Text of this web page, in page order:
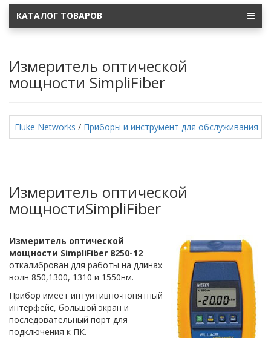
КАТАЛОГ ТОВАРОВ
Измеритель оптической
мощности SimpliFiber
Fluke Networks / Приборы и инструмент для обслуживания
Измеритель оптической
мощностиSimpliFiber
Измеритель оптической
мощности SimpliFiber 8250-12
откалиброван для работы на длинах
волн 850,1300, 1310 и 1550нм.
Прибор имеет интуитивно-понятный
интерфейс, большой экран и
последовательный порт для
подключения к ПК.